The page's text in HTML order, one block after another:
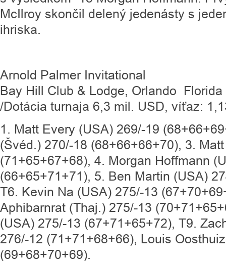
McIlroy skončil delený jedenásty s
ihriska.
Arnold Palmer Invitational
Bay Hill Club & Lodge, Orlando Florida
/Dotácia turnaja 6,3 mil. USD, víťaz:
1. Matt Every (USA) 269/-19
(Švéd.) 270/-18 (68+66+66+70), 3.
(71+65+67+68), 4. Morgan Hoffmann
(66+65+71+71), 5. Ben Martin (USA)
T6. Kevin Na (USA) 275/-13
Aphibarnrat (Thaj.) 275/-13
(USA) 275/-13 (67+71+65+72), T9.
276/-12 (71+71+68+66), Louis
(69+68+70+69).